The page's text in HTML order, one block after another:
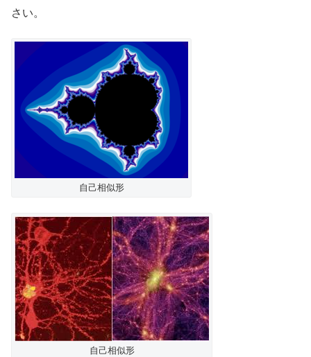
さい。
自己相似形
自己相似形